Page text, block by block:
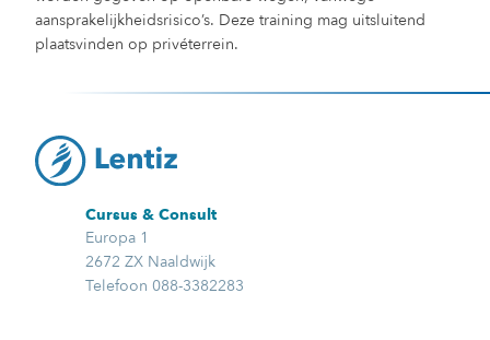
aansprakelijkheidsrisico’s. Deze training mag uitsluitend
plaatsvinden op privéterrein.
Cursus & Consult
Europa 1
2672 ZX Naaldwijk
Telefoon 088-3382283